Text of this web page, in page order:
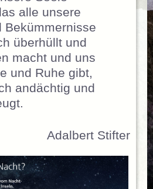
alle unsere
Bekümmernisse
überhüllt und
macht und uns
und Ruhe gibt,
andächtig und
Adalbert Stifter